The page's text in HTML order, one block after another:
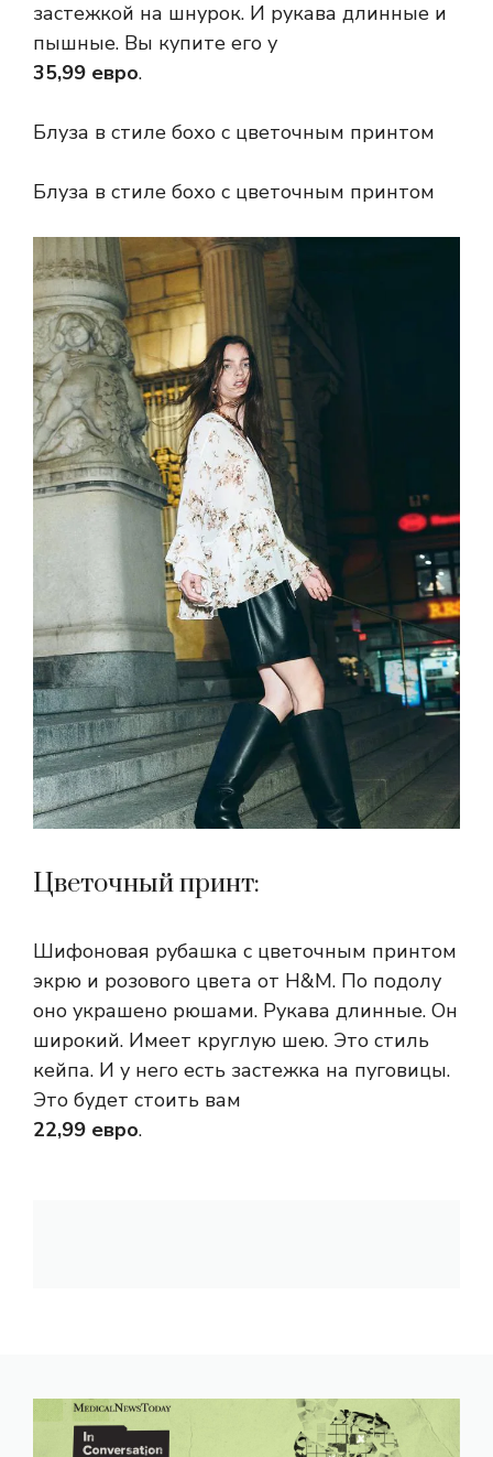
застежкой на шнурок. И рукава длинные и
пышные. Вы купите его у
35,99 евро.
Блуза в стиле бохо с цветочным принтом
Блуза в стиле бохо с цветочным принтом
Цветочный принт:
Шифоновая рубашка с цветочным принтом
экрю и розового цвета от H&M. По подолу
оно украшено рюшами. Рукава длинные. Он
широкий. Имеет круглую шею. Это стиль
кейпа. И у него есть застежка на пуговицы.
Это будет стоить вам
22,99 евро.